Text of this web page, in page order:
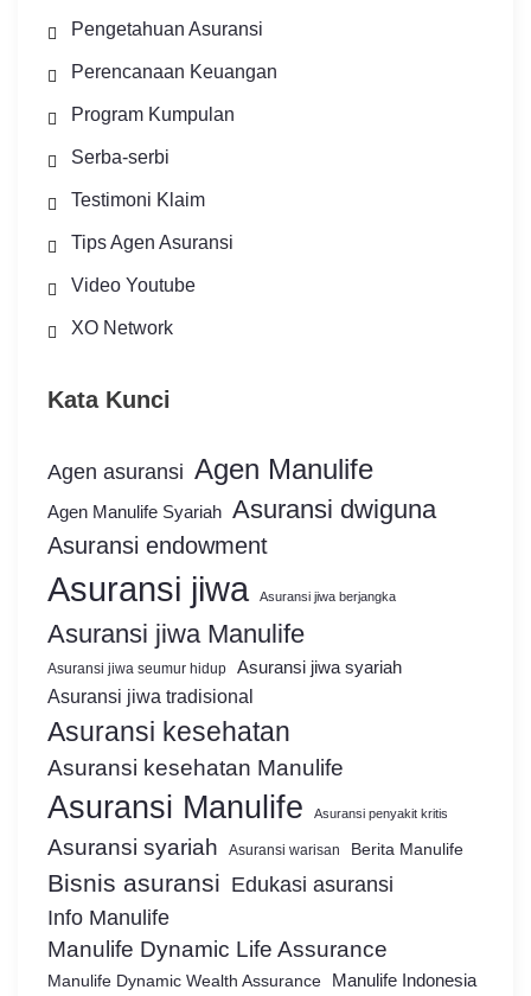
Pengetahuan Asuransi
Perencanaan Keuangan
Program Kumpulan
Serba-serbi
Testimoni Klaim
Tips Agen Asuransi
Video Youtube
XO Network
Kata Kunci
Agen asuransi Agen Manulife
Agen Manulife Syariah Asuransi dwiguna
Asuransi endowment
Asuransi jiwa Asuransi jiwa berjangka
Asuransi jiwa Manulife
Asuransi jiwa seumur hidup Asuransi jiwa syariah
Asuransi jiwa tradisional
Asuransi kesehatan
Asuransi kesehatan Manulife
Asuransi Manulife Asuransi penyakit kritis
Asuransi syariah Asuransi warisan Berita Manulife
Bisnis asuransi Edukasi asuransi
Info Manulife
Manulife Dynamic Life Assurance
Manulife Dynamic Wealth Assurance Manulife Indonesia